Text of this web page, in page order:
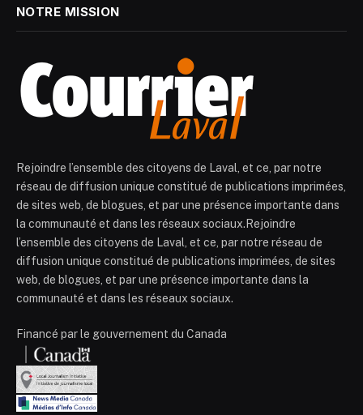
NOTRE MISSION
Rejoindre l’ensemble des citoyens de Laval, et ce, par notre
réseau de diffusion unique constitué de publications imprimées,
de sites web, de blogues, et par une présence importante dans
la communauté et dans les réseaux sociaux.Rejoindre
l’ensemble des citoyens de Laval, et ce, par notre réseau de
diffusion unique constitué de publications imprimées, de sites
web, de blogues, et par une présence importante dans la
communauté et dans les réseaux sociaux.
Financé par le gouvernement du Canada